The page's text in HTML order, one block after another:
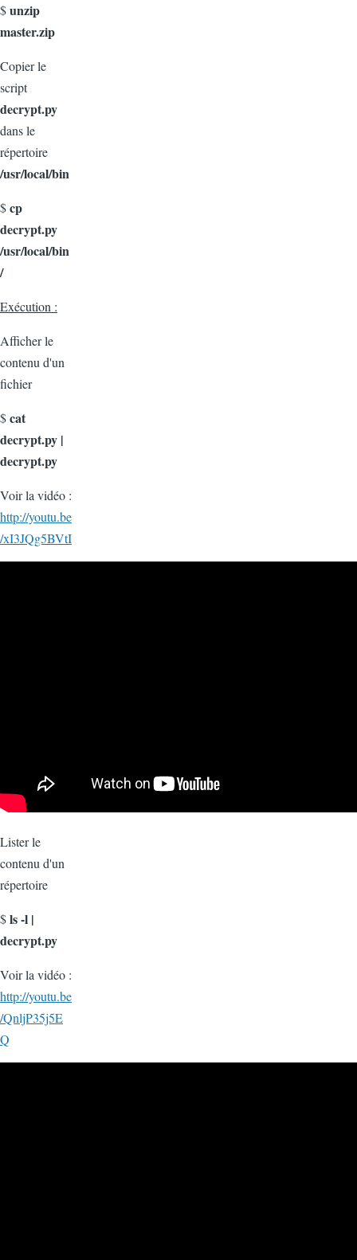
$unzip
master.zip
Copier le
script
decrypt.py
dans le
répertoire
/usr/local/bin
$cp
decrypt.py
/usr/local/bin
/
Exécution :
Afficher le
contenu d'un
fichier
$cat
decrypt.py |
decrypt.py
Voir la vidéo :
http://youtu.be
/xI3JQg5BVtI
Lister le
contenu d'un
répertoire
$ls -l |
decrypt.py
Voir la vidéo :
http://youtu.be
/QnljP35j5E
Q